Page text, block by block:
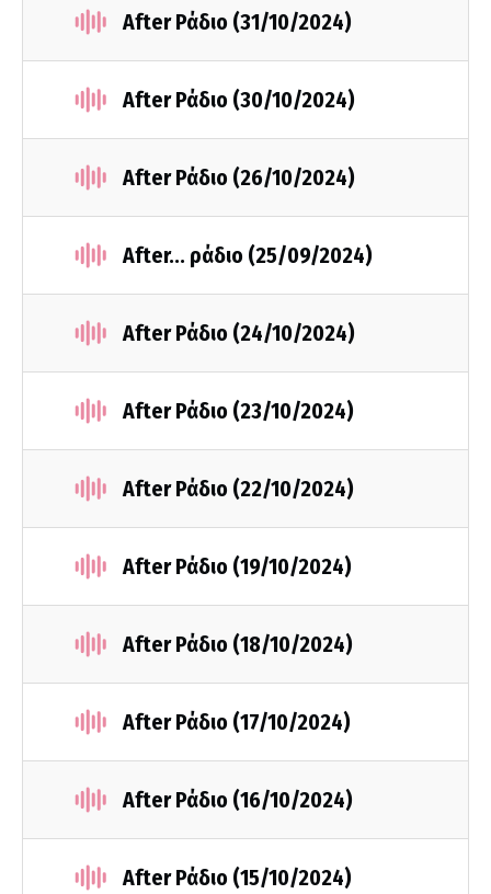
After Ράδιο (31/10/2024)
After Ράδιο (30/10/2024)
After Ράδιο (26/10/2024)
After... ράδιο (25/09/2024)
After Ράδιο (24/10/2024)
After Ράδιο (23/10/2024)
After Ράδιο (22/10/2024)
After Ράδιο (19/10/2024)
After Ράδιο (18/10/2024)
After Ράδιο (17/10/2024)
After Ράδιο (16/10/2024)
After Ράδιο (15/10/2024)